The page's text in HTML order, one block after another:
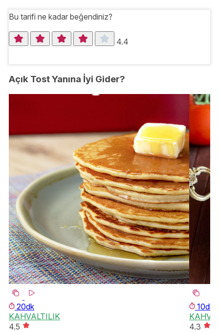
Bu tarifi ne kadar beğendiniz?
4.4
Açık Tost Yanına İyi Gider?
20dk
KAHVALTILIK
4.5
10dk
4.3